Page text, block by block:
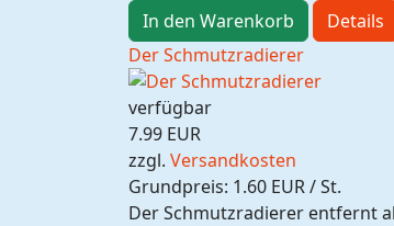
In den Warenkorb
Details
Der Schmutzradierer
verfügbar
7.99 EUR
zzgl. Versandkosten
Grundpreis: 1.60 EUR / St.
Der Schmutzradierer entfernt